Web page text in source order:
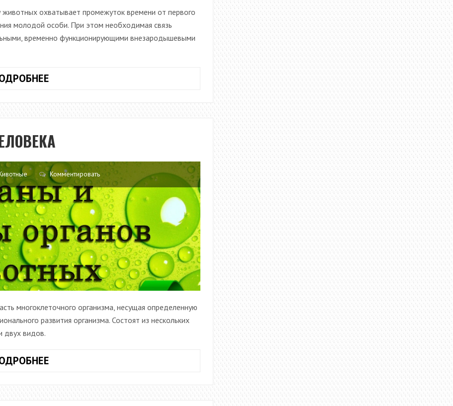
охватывает промежуток времени от первого
молодой особи. При этом необходимая связь
временно функционирующими внезародышевыми
ИНДИВИДУАЛЬНОЕ
ЖИВОТНЫХ
Комментировать
многоклеточного организма, несущая определенную
развития организма. Состоят из нескольких
двух видов.
ОРГАНЫ
И
ЧЕЛОВЕКА